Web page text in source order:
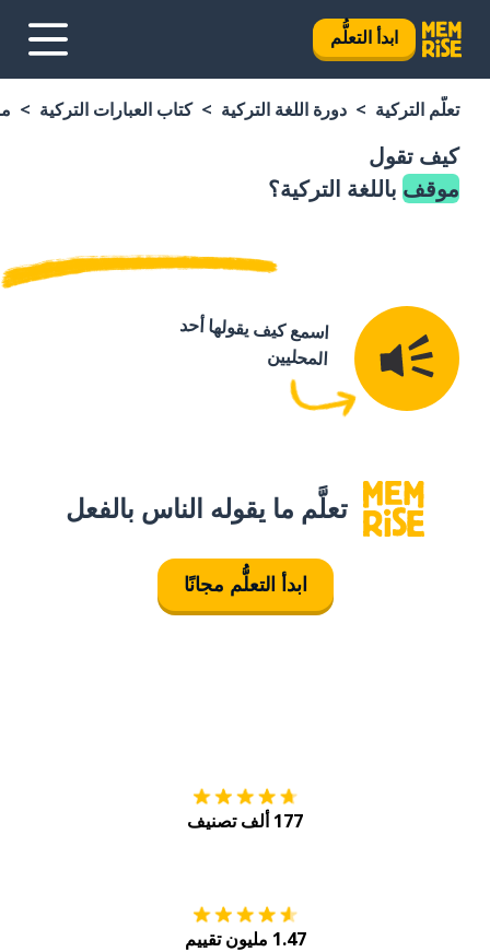
ابدأ التعلُّم
تعلَّم التركية دورة اللغة التركية كتاب العبارات التركية
كيف تقول
موقف باللغة التركية؟
اسمع كيف يقولها أحد
المحليين
تعلَّم ما يقوله الناس بالفعل
ابدأ التعلُّم مجانًا
177 ألف تصنيف
1.47 مليون تقييم